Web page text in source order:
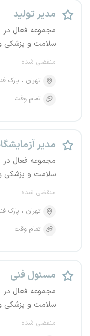
مدیر تولید
مجموعه فعال در
سلامت و پزشکی و
منقضی شده
تهران
پارک
تمام وقت
مدیر
مجموعه فعال در
سلامت و پزشکی و
منقضی شده
تهران
پارک
تمام وقت
مسئول فنی
مجموعه فعال در
سلامت و پزشکی و
منقضی شده